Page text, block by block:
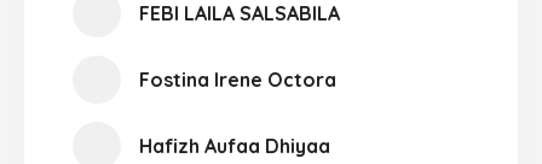
FEBI LAILA SALSABILA
Fostina Irene Octora
Hafizh Aufaa Dhiyaa